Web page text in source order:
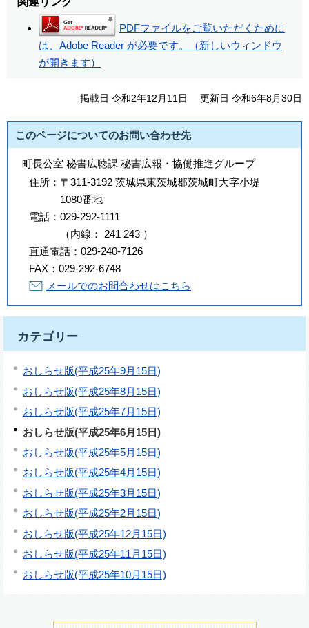
PDFファイルをご覧いただくために
は、Adobe Reader が必要です。（新しいウィンドウ
が開きます）
掲載日 令和2年12月11日 更新日 令和6年8月30日
このページについてのお問い合わせ先
町長公室 秘書広聴課 秘書広報・協働推進グループ
住所： 〒311-3192 茨城県東茨城郡茨城町大字小堤
1080番地
電話： 029-292-1111
（内線 ： 241 243 ）
直通電話： 029-240-7126
FAX： 029-292-6748
メールでのお問合わせはこちら
カテゴリー
おしらせ版(平成25年9月15日)
おしらせ版(平成25年8月15日)
おしらせ版(平成25年7月15日)
おしらせ版(平成25年6月15日)
おしらせ版(平成25年5月15日)
おしらせ版(平成25年4月15日)
おしらせ版(平成25年3月15日)
おしらせ版(平成25年2月15日)
おしらせ版(平成25年12月15日)
おしらせ版(平成25年11月15日)
おしらせ版(平成25年10月15日)